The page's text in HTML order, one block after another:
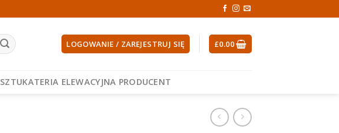
LOGOWANIE / ZAREJESTRUJ SIĘ £0.00
SZTUKATERIA ELEWACYJNA PRODUCENT